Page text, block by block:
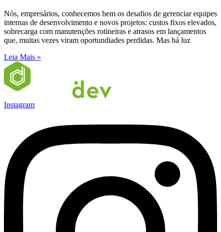
Nós, empresários, conhecemos bem os desafios de gerenciar equipes
internas de desenvolvimento e novos projetos: custos fixos elevados,
sobrecarga com manutenções rotineiras e atrasos em lançamentos
que, muitas vezes viram oportundiades perdidas. Mas há luz
Leia Mais »
Instagram